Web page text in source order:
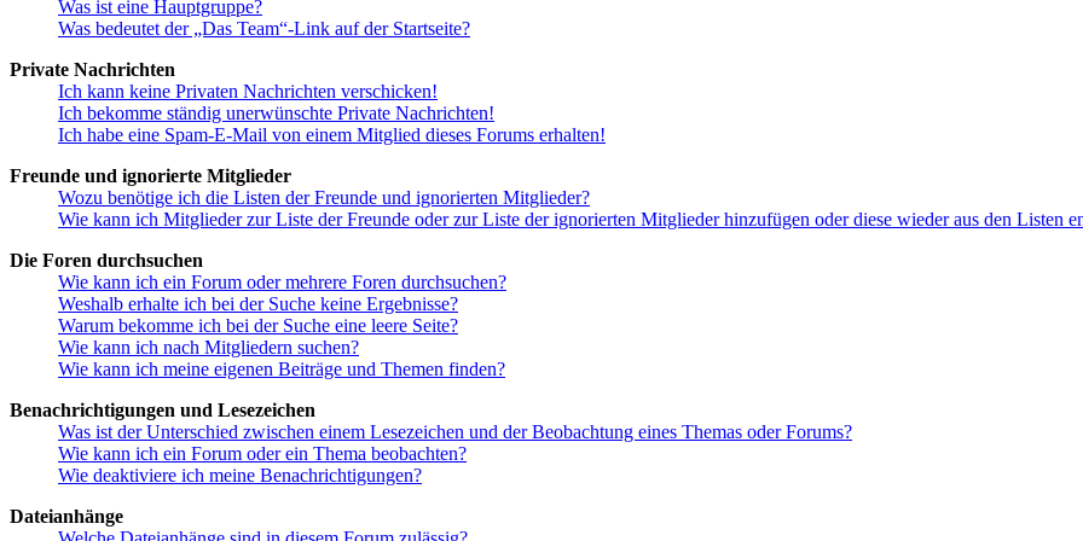
Was ist eine Hauptgruppe?
Was bedeutet der „Das Team“-Link auf der Startseite?
Private Nachrichten
Ich kann keine Privaten Nachrichten verschicken!
Ich bekomme ständig unerwünschte Private Nachrichten!
Ich habe eine Spam-E-Mail von einem Mitglied dieses Forums erhalten!
Freunde und ignorierte Mitglieder
Wozu benötige ich die Listen der Freunde und ignorierten Mitglieder?
Wie kann ich Mitglieder zur Liste der Freunde oder zur Liste der ignorierten Mitglieder hinzufügen oder diese wieder aus den Listen
Die Foren durchsuchen
Wie kann ich ein Forum oder mehrere Foren durchsuchen?
Weshalb erhalte ich bei der Suche keine Ergebnisse?
Warum bekomme ich bei der Suche eine leere Seite?
Wie kann ich nach Mitgliedern suchen?
Wie kann ich meine eigenen Beiträge und Themen finden?
Benachrichtigungen und Lesezeichen
Was ist der Unterschied zwischen einem Lesezeichen und der Beobachtung eines Themas oder Forums?
Wie kann ich ein Forum oder ein Thema beobachten?
Wie deaktiviere ich meine Benachrichtigungen?
Dateianhänge